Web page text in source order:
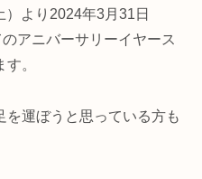
より2024年3月31日
アニバーサリーイヤース
。
を運ぼうと思っている方も